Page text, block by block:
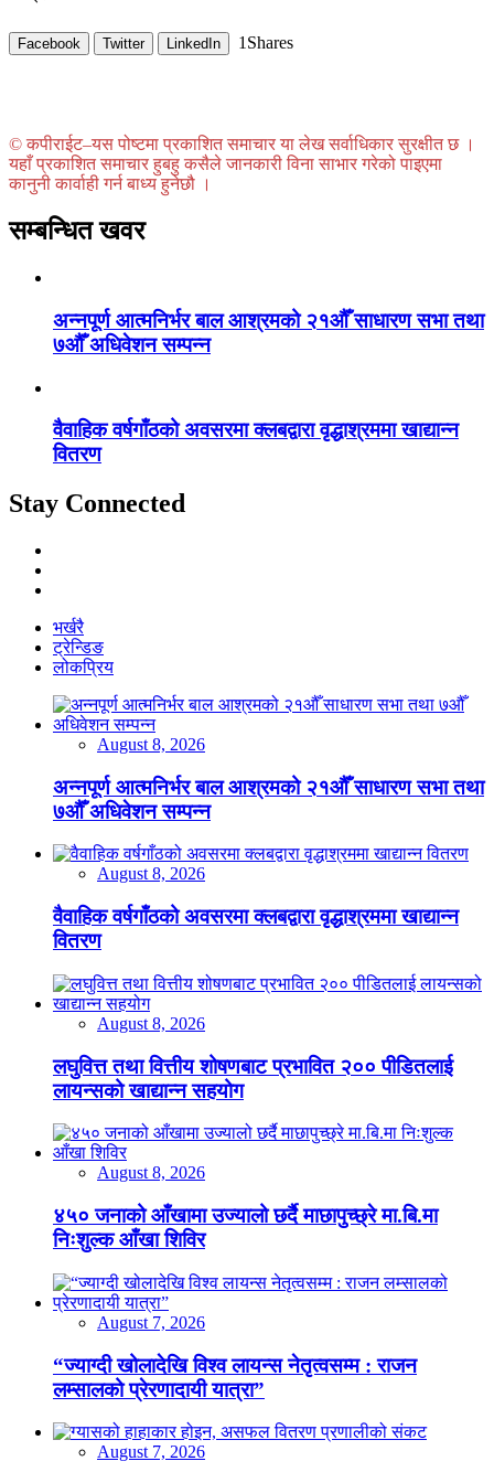
Facebook Twitter LinkedIn 1 Shares
© कपीराईट–यस पोष्टमा प्रकाशित समाचार या लेख सर्वाधिकार सुरक्षीत छ ।
यहाँ प्रकाशित समाचार हुबहु कसैले जानकारी विना साभार गरेको पाइएमा
कानुनी कार्वाही गर्न बाध्य हुनेछौ ।
सम्बन्धित खवर
अन्नपूर्ण आत्मनिर्भर बाल आश्रमको २१औँ साधारण सभा तथा
७औँ अधिवेशन सम्पन्न
वैवाहिक वर्षगाँठको अवसरमा क्लबद्वारा वृद्धाश्रममा खाद्यान्न
वितरण
Stay Connected
भर्खरै
ट्रेन्डिङ
लोकप्रिय
August 8, 2026
अन्नपूर्ण आत्मनिर्भर बाल आश्रमको २१औँ साधारण सभा तथा
७औँ अधिवेशन सम्पन्न
August 8, 2026
वैवाहिक वर्षगाँठको अवसरमा क्लबद्वारा वृद्धाश्रममा खाद्यान्न
वितरण
August 8, 2026
लघुवित्त तथा वित्तीय शोषणबाट प्रभावित २०० पीडितलाई
लायन्सको खाद्यान्न सहयोग
August 8, 2026
४५० जनाको आँखामा उज्यालो छर्दै माछापुच्छ्रे मा.बि.मा
निःशुल्क आँखा शिविर
August 7, 2026
“ज्याग्दी खोलादेखि विश्व लायन्स नेतृत्वसम्म : राजन
लम्सालको प्रेरणादायी यात्रा”
August 7, 2026